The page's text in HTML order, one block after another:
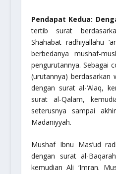
Pendapat Kedua:
tertib surat
Shahabat radhiyallahu
berbedanya mushaf-
pengurutannya. Sebagai
(urutannya) berdasarkan
dengan surat al-‘Alaq,
surat al-Qalam,
seterusnya sampai
Madaniyyah.
Mushaf Ibnu Mas’ud
dengan surat al-
kemudian Ali ‘Imran.